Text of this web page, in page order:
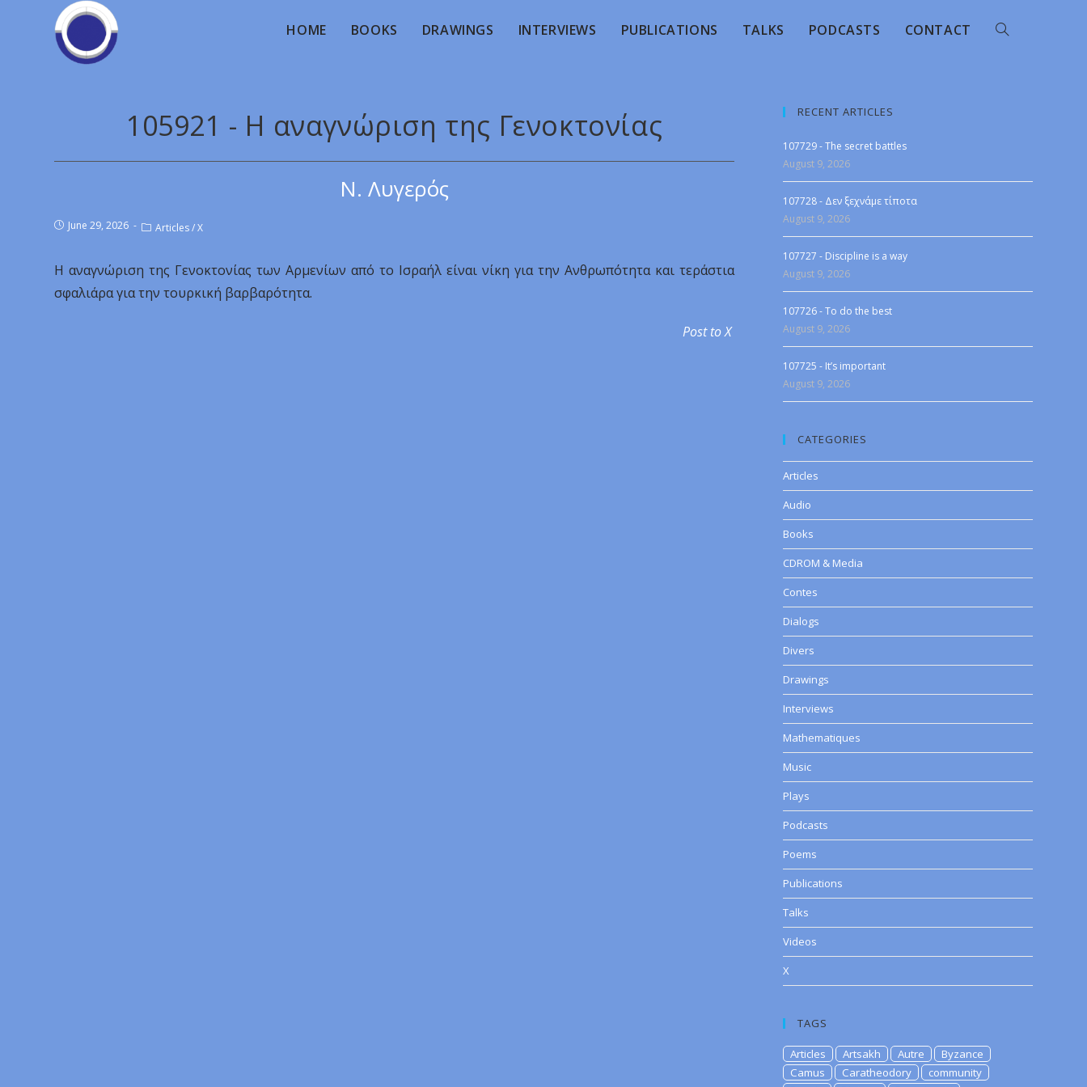
HOME BOOKS DRAWINGS INTERVIEWS PUBLICATIONS TALKS PODCASTS CONTACT
105921 - Η αναγνώριση της Γενοκτονίας
Ν. Λυγερός
June 29, 2026 Articles/X
Η αναγνώριση της Γενοκτονίας των Αρμενίων από το Ισραήλ είναι νίκη για την Ανθρωπότητα και τεράστια
σφαλιάρα για την τουρκική βαρβαρότητα.
Post to X
RECENT ARTICLES
107729 - The secret battles
August 9, 2026
107728 - Δεν ξεχνάμε τίποτα
August 9, 2026
107727 - Discipline is a way
August 9, 2026
107726 - To do the best
August 9, 2026
107725 - It’s important
August 9, 2026
CATEGORIES
Articles
Audio
Books
CDROM & Media
Contes
Dialogs
Divers
Drawings
Interviews
Mathematiques
Music
Plays
Podcasts
Poems
Publications
Talks
Videos
X
TAGS
Articles Artsakh Autre
Byzance
Camus
Caratheodory
community